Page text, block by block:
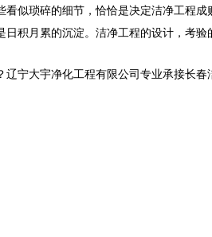
似琐碎的细节，恰恰是决定洁净工程成
积月累的沉淀。洁净工程的设计，考
宁大宇净化工程有限公司专业承接长